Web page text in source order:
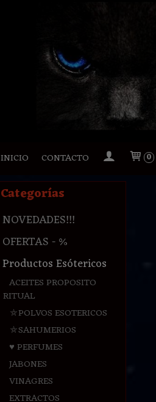
INICIO CONTACTO 0
Categorías
NOVEDADES!!!
OFERTAS - %
Productos Esótericos
ACEITES PROPOSITO
RITUAL
⛤POLVOS ESOTERICOS
⛤SAHUMERIOS
♥ PERFUMES
JABONES
VINAGRES